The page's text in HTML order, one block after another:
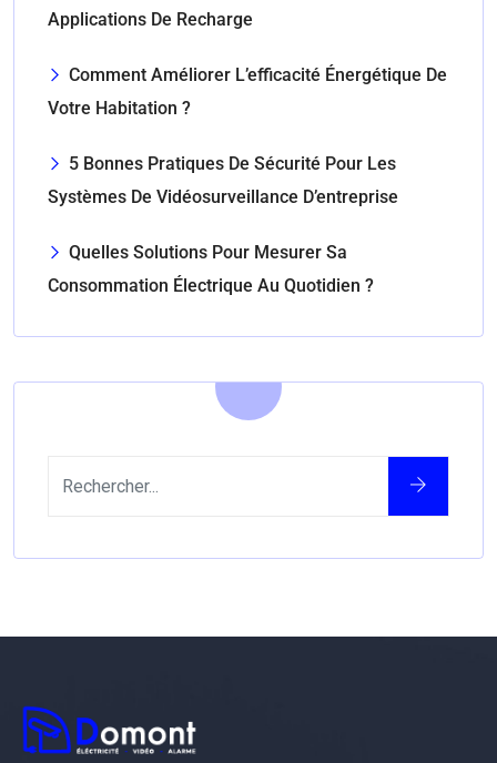
Applications De Recharge
Comment Améliorer L’efficacité Énergétique De
Votre Habitation ?
5 Bonnes Pratiques De Sécurité Pour Les
Systèmes De Vidéosurveillance D’entreprise
Quelles Solutions Pour Mesurer Sa
Consommation Électrique Au Quotidien ?